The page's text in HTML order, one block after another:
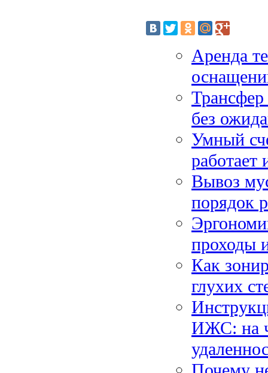
Аренда
без
Умный
работает
Вывоз
порядок
проходы
Как
глухих
ИЖС: на